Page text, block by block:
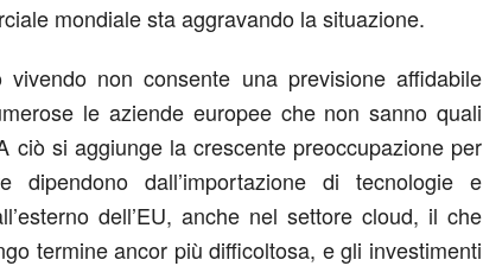
mondiale sta aggravando la situazione.
non consente una previsione affidabile
le aziende europee che non sanno quali
ciò si aggiunge la crescente preoccupazione per
dipendono dall’importazione di tecnologie e
dell’EU, anche nel settore cloud, il che
termine ancor più difficoltosa, e gli investimenti